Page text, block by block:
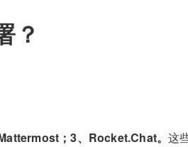
？
；3、Rocket.Chat。这